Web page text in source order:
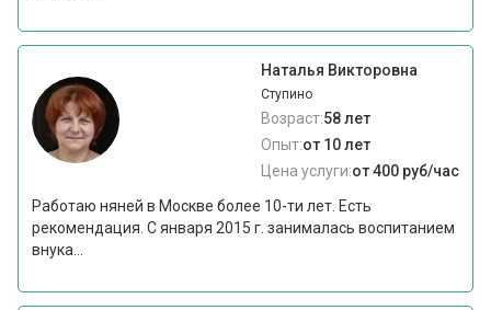
Наталья Викторовна
Ступино
Возраст:58 лет
Опыт:от 10 лет
Цена услуги:от 400 руб/час
Работаю няней в Москве более 10-ти лет. Есть
рекомендация. С января 2015 г. занималась воспитанием
внука...